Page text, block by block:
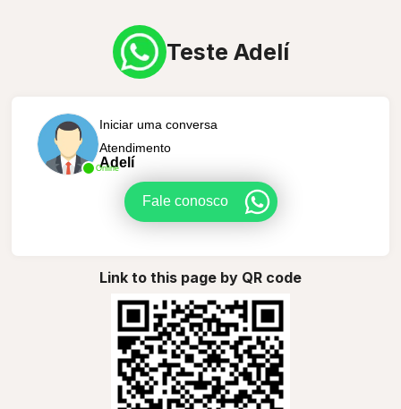
Teste Adelí
Online
Iniciar uma conversa
Atendimento
Adelí
Fale conosco
Link to this page by QR code